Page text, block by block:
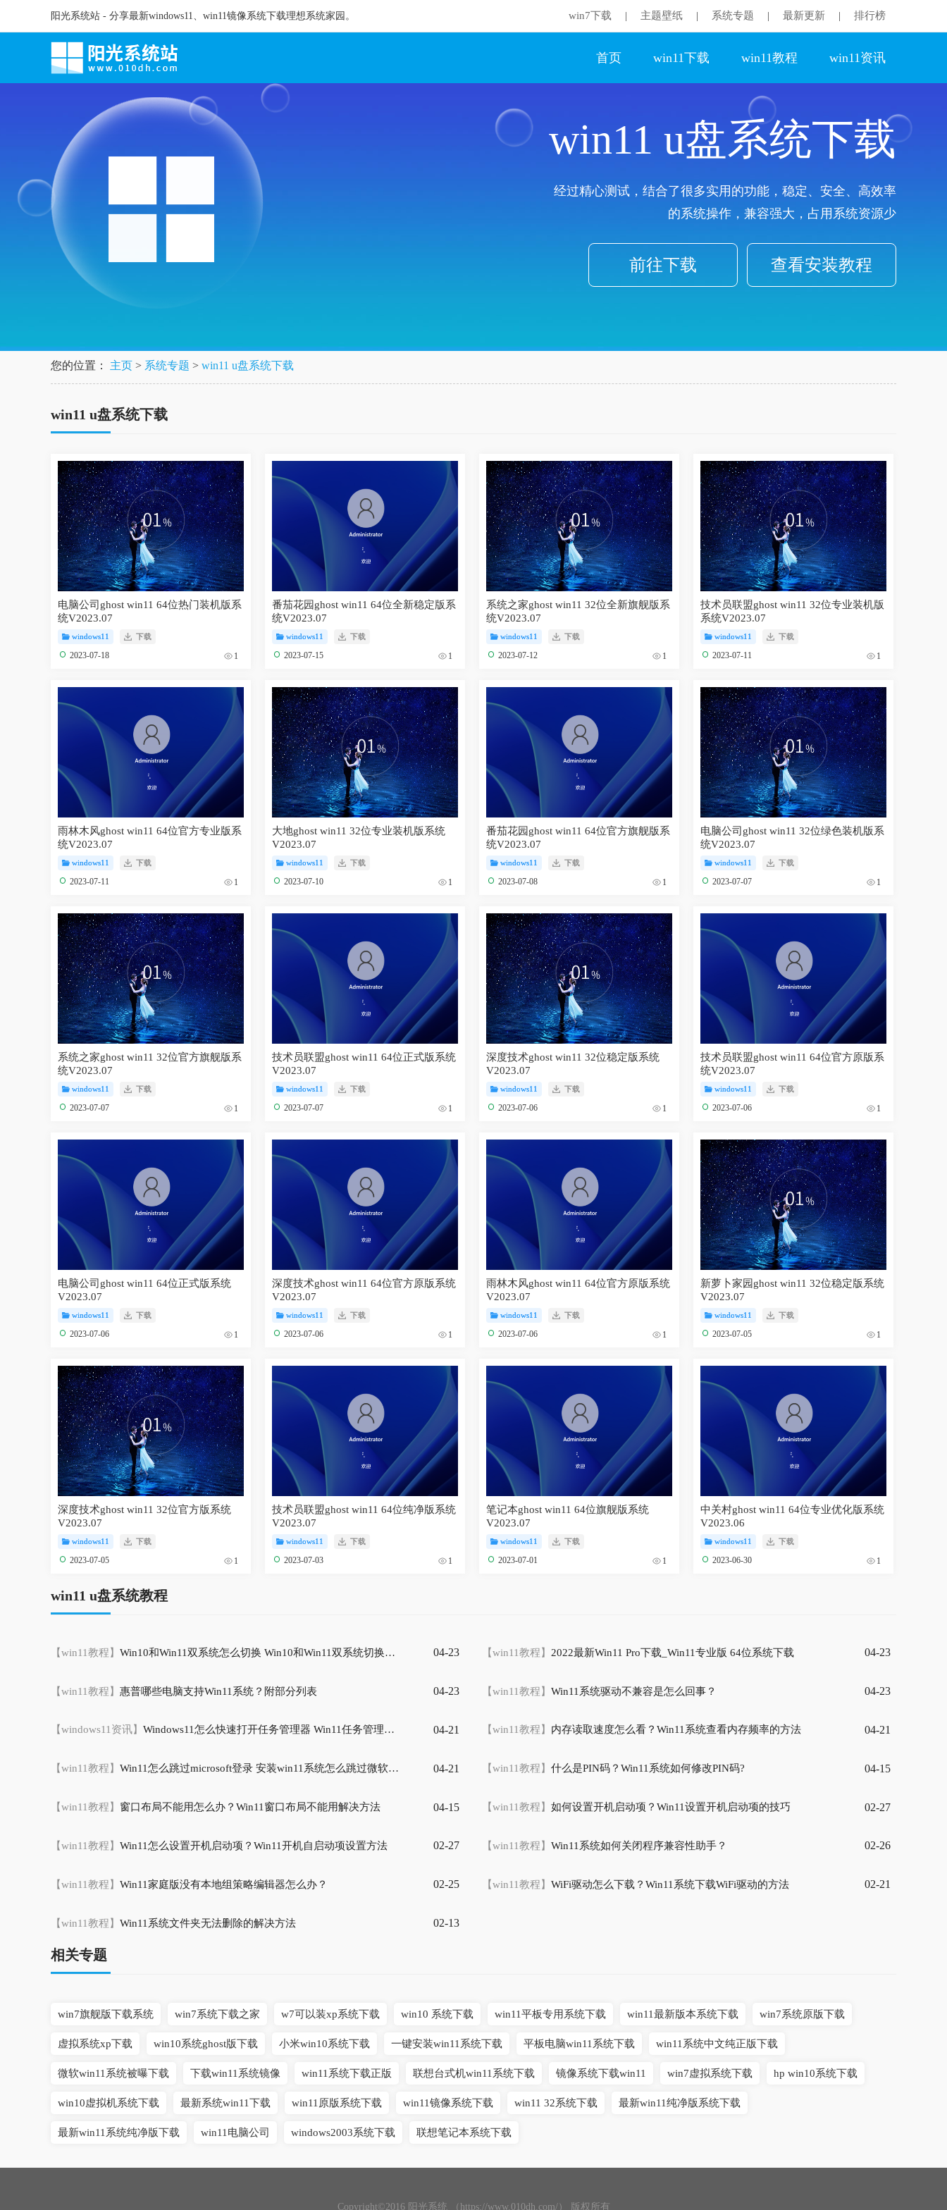
阳光系统站 - 分享最新windows11、win11镜像系统下载理想系统家园。 win7下载 主题壁纸 系统专题 最新更新 排行榜
首页 win11下载 win11教程 win11资讯
win11 u盘系统下载
经过精心测试，结合了很多实用的功能，稳定、安全、高效率
的系统操作，兼容强大，占用系统资源少
查看安装教程
前往下载
您的位置： 主页 > 系统专题 > win11 u盘系统下载
win11 u盘系统下载
电脑公司ghost win11 64位热门装机版系
统V2023.07
windows11 下载
2023-07-18 1
番茄花园ghost win11 64位全新稳定版系
统V2023.07
windows11 下载
2023-07-15 1
系统之家ghost win11 32位全新旗舰版系
统V2023.07
windows11 下载
2023-07-12 1
技术员联盟ghost win11 32位专业装机版
系统V2023.07
windows11 下载
2023-07-11 1
雨林木风ghost win11 64位官方专业版系
统V2023.07
windows11 下载
2023-07-11 1
大地ghost win11 32位专业装机版系统
V2023.07
windows11 下载
2023-07-10 1
番茄花园ghost win11 64位官方旗舰版系
统V2023.07
windows11 下载
2023-07-08 1
电脑公司ghost win11 32位绿色装机版系
统V2023.07
windows11 下载
2023-07-07 1
系统之家ghost win11 32位官方旗舰版系
统V2023.07
windows11 下载
2023-07-07 1
技术员联盟ghost win11 64位正式版系统
V2023.07
windows11 下载
2023-07-07 1
深度技术ghost win11 32位稳定版系统
V2023.07
windows11 下载
2023-07-06 1
技术员联盟ghost win11 64位官方原版系
统V2023.07
windows11 下载
2023-07-06 1
电脑公司ghost win11 64位正式版系统
V2023.07
windows11 下载
2023-07-06 1
深度技术ghost win11 64位官方原版系统
V2023.07
windows11 下载
2023-07-06 1
雨林木风ghost win11 64位官方原版系统
V2023.07
windows11 下载
2023-07-06 1
新萝卜家园ghost win11 32位稳定版系统
V2023.07
windows11 下载
2023-07-05 1
深度技术ghost win11 32位官方版系统
V2023.07
windows11 下载
2023-07-05 1
技术员联盟ghost win11 64位纯净版系统
V2023.07
windows11 下载
2023-07-03 1
笔记本ghost win11 64位旗舰版系统
V2023.07
windows11 下载
2023-07-01 1
中关村ghost win11 64位专业优化版系统
V2023.06
windows11 下载
2023-06-30 1
win11 u盘系统教程
【win11教程】 Win10和Win11双系统怎么切换 Win10和Win11双系统切换方法 04-23 【win11教程】 2022最新Win11 Pro下载_Win11专业版 64位系统下载 04-23
【win11教程】 惠普哪些电脑支持Win11系统？附部分列表 04-23 【win11教程】 Win11系统驱动不兼容是怎么回事？ 04-23
【windows11资讯】 Windows11怎么快速打开任务管理器 Win11任务管理器打开方法 04-21 【win11教程】 内存读取速度怎么看？Win11系统查看内存频率的方法 04-21
【win11教程】 Win11怎么跳过microsoft登录 安装win11系统怎么跳过微软账号登录 04-21 【win11教程】 什么是PIN码？Win11系统如何修改PIN码? 04-15
【win11教程】 窗口布局不能用怎么办？Win11窗口布局不能用解决方法 04-15 【win11教程】 如何设置开机启动项？Win11设置开机启动项的技巧 02-27
【win11教程】 Win11怎么设置开机启动项？Win11开机自启动项设置方法 02-27 【win11教程】 Win11系统如何关闭程序兼容性助手？ 02-26
【win11教程】 Win11家庭版没有本地组策略编辑器怎么办？ 02-25 【win11教程】 WiFi驱动怎么下载？Win11系统下载WiFi驱动的方法 02-21
【win11教程】 Win11系统文件夹无法删除的解决方法 02-13
相关专题
win7旗舰版下载系统 win7系统下载之家 w7可以装xp系统下载 win10 系统下载 win11平板专用系统下载 win11最新版本系统下载 win7系统原版下载
虚拟系统xp下载 win10系统ghost版下载 小米win10系统下载 一键安装win11系统下载 平板电脑win11系统下载 win11系统中文纯正版下载
微软win11系统被曝下载 下载win11系统镜像 win11系统下载正版 联想台式机win11系统下载 镜像系统下载win11 win7虚拟系统下载 hp win10系统下载
win10虚拟机系统下载 最新系统win11下载 win11原版系统下载 win11镜像系统下载 win11 32系统下载 最新win11纯净版系统下载
最新win11系统纯净版下载 win11电脑公司 windows2003系统下载 联想笔记本系统下载
Copyright©2016 阳光系统 （https://www.010dh.com/） 版权所有